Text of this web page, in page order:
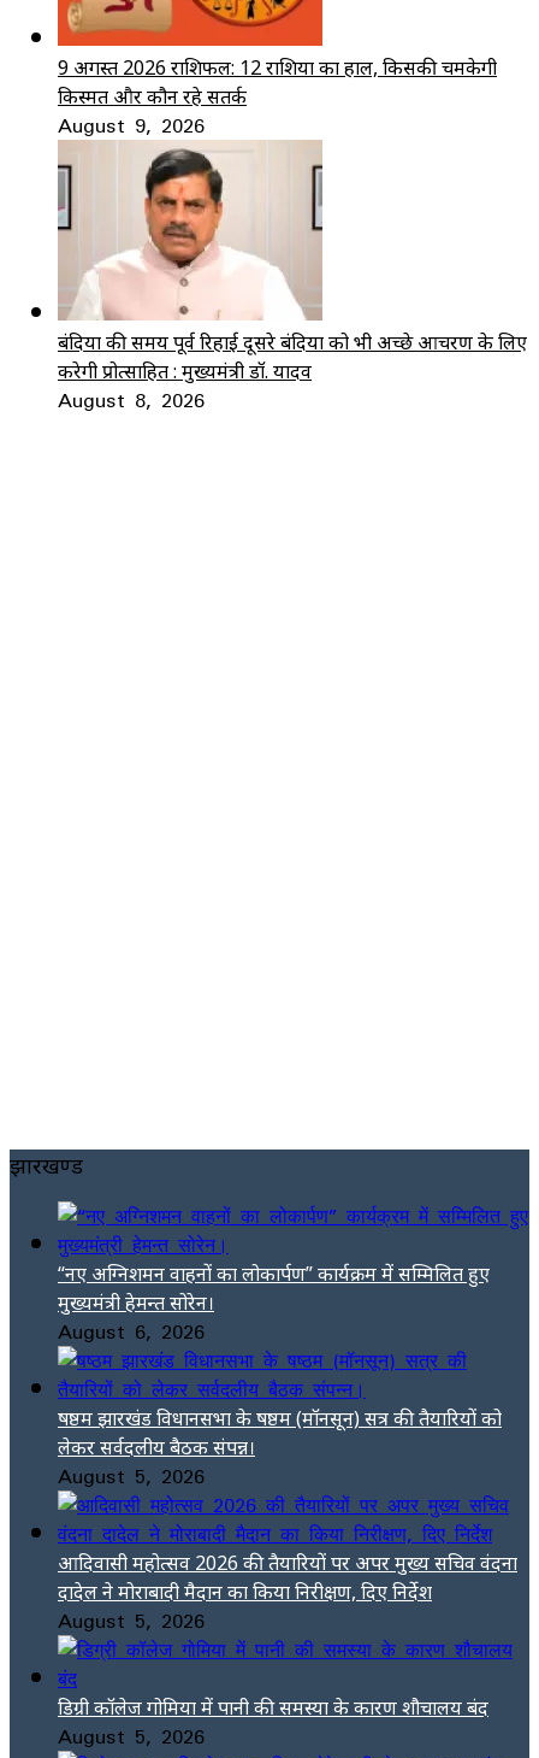
9 अगस्त 2026 राशिफल: 12 राशियों का हाल, किसकी चमकेगी
किस्मत और कौन रहे सतर्क
August 9, 2026
बंदियों की समय पूर्व रिहाई दूसरे बंदियों को भी अच्छे आचरण के लिए
करेगी प्रोत्साहित : मुख्यमंत्री डॉ. यादव
August 8, 2026
झारखण्ड
“नए अग्निशमन वाहनों का लोकार्पण” कार्यक्रम में सम्मिलित हुए
मुख्यमंत्री हेमन्त सोरेन।
August 6, 2026
षष्ठम झारखंड विधानसभा के षष्ठम (मॉनसून) सत्र की तैयारियों को
लेकर सर्वदलीय बैठक संपन्न।
August 5, 2026
आदिवासी महोत्सव 2026 की तैयारियों पर अपर मुख्य सचिव वंदना
दादेल ने मोराबादी मैदान का किया निरीक्षण, दिए निर्देश
August 5, 2026
डिग्री कॉलेज गोमिया में पानी की समस्या के कारण शौचालय बंद
August 5, 2026